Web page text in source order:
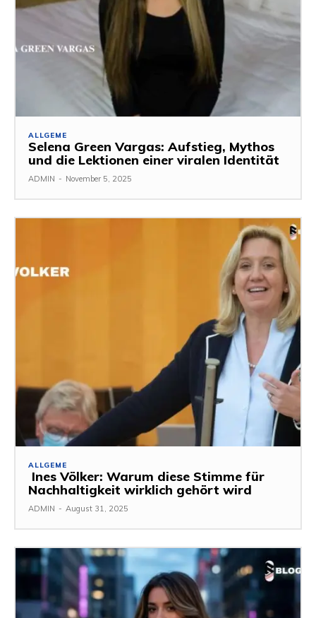
ALLGEME
Selena Green Vargas: Aufstieg, Mythos
und die Lektionen einer viralen Identität
ADMIN - November 5, 2025
ALLGEME
Ines Völker: Warum diese Stimme für
Nachhaltigkeit wirklich gehört wird
ADMIN - August 31, 2025